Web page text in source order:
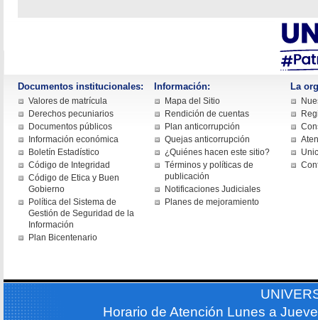
Documentos institucionales:
Valores de matrícula
Derechos pecuniarios
Documentos públicos
Información económica
Boletín Estadístico
Código de Integridad
Código de Etica y Buen
Gobierno
Política del Sistema de
Gestión de Seguridad de la
Información
Plan Bicentenario
Información:
Mapa del Sitio
Rendición de cuentas
Plan anticorrupción
Quejas anticorrupción
¿Quiénes hacen este sitio?
Términos y políticas de
publicación
Notificaciones Judiciales
Planes de mejoramiento
La
Horario de Atención Lunes a